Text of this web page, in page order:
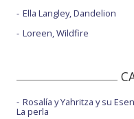
Ella Langley, Dandelion
Loreen, Wildfire
Rosalía y Yahritza y su
La perla